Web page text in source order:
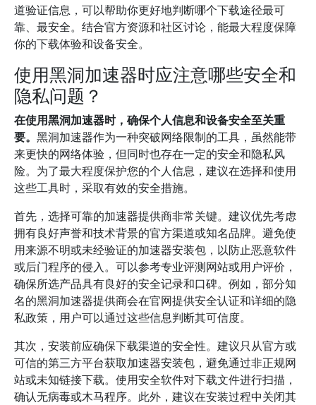
道验证信息，可以帮助你更好地判断哪个下载途径最可
靠、最安全。结合官方资源和社区讨论，能最大程度保障
你的下载体验和设备安全。
使用黑洞加速器时应注意哪些安全和
隐私问题？
在使用黑洞加速器时，确保个人信息和设备安全至关重
要。 黑洞加速器作为一种突破网络限制的工具，虽然能带
来更快的网络体验，但同时也存在一定的安全和隐私风
险。为了最大程度保护您的个人信息，建议在选择和使用
这些工具时，采取有效的安全措施。
首先，选择可靠的加速器提供商非常关键。建议优先考虑
拥有良好声誉和技术背景的官方渠道或知名品牌。避免使
用来源不明或未经验证的加速器安装包，以防止恶意软件
或后门程序的侵入。可以参考专业评测网站或用户评价，
确保所选产品具有良好的安全记录和口碑。例如，部分知
名的黑洞加速器提供商会在官网提供安全认证和详细的隐
私政策，用户可以通过这些信息判断其可信度。
其次，安装前应确保下载渠道的安全性。建议只从官方或
可信的第三方平台获取加速器安装包，避免通过非正规网
站或未知链接下载。使用安全软件对下载文件进行扫描，
确认无病毒或木马程序。此外，建议在安装过程中关闭其